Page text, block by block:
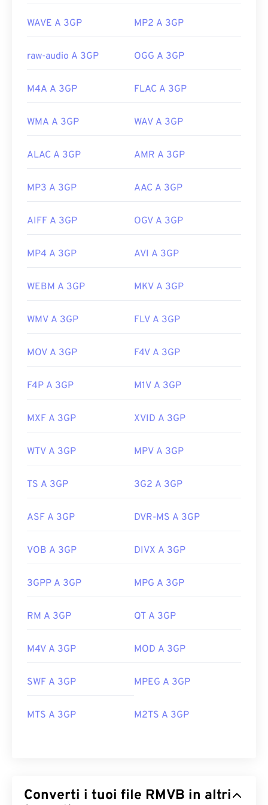
(3GPP)
Link utili:
WAVE A 3GP MP2 A 3GP
raw-audio A 3GP OGG A 3GP
M4A A 3GP FLAC A 3GP
WMA A 3GP WAV A 3GP
ALAC A 3GP AMR A 3GP
MP3 A 3GP AAC A 3GP
AIFF A 3GP OGV A 3GP
MP4 A 3GP AVI A 3GP
WEBM A 3GP MKV A 3GP
WMV A 3GP FLV A 3GP
MOV A 3GP F4V A 3GP
F4P A 3GP M1V A 3GP
MXF A 3GP XVID A 3GP
WTV A 3GP MPV A 3GP
TS A 3GP 3G2 A 3GP
ASF A 3GP DVR-MS A 3GP
VOB A 3GP DIVX A 3GP
3GPP A 3GP MPG A 3GP
RM A 3GP QT A 3GP
M4V A 3GP MOD A 3GP
SWF A 3GP MPEG A 3GP
MTS A 3GP M2TS A 3GP
Converti i tuoi file RMVB in altri